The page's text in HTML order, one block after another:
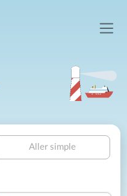
Aller simple